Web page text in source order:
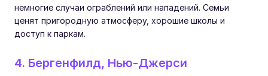
немногие случаи ограблений или нападений. Семьи
ценят пригородную атмосферу, хорошие школы и
доступ к паркам.
4. Бергенфилд, Нью-Джерси